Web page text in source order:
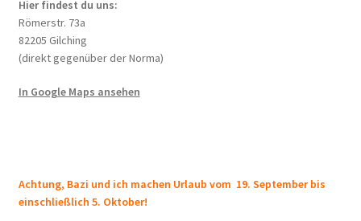
Hier findest du uns:
Römerstr. 73a
82205 Gilching
(direkt gegenüber der Norma)
In Google Maps ansehen
Achtung, Bazi und ich machen Urlaub vom 19. September bis
einschließlich 5. Oktober!